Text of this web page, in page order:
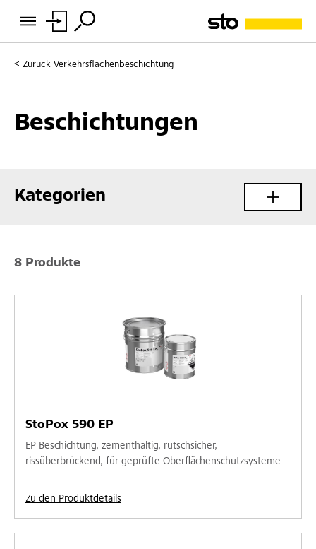
Zurück Verkehrsflächenbeschichtung
Beschichtungen
Kategorien
8 Produkte
StoPox 590 EP
EP Beschichtung, zementhaltig, rutschsicher,
rissüberbrückend, für geprüfte Oberflächenschutzsysteme
Zu den Produktdetails